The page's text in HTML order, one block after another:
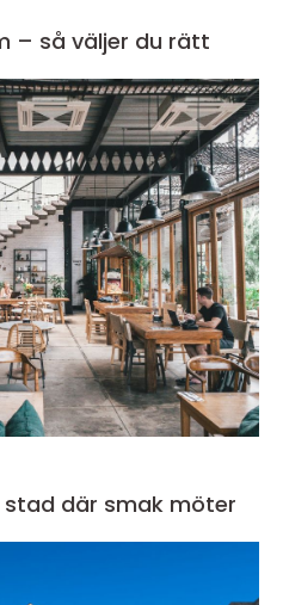
– så väljer du rätt
stad där smak möter